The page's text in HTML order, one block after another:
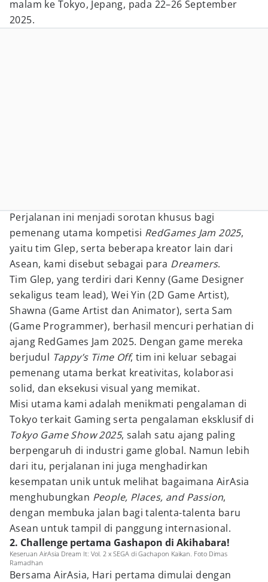
malam ke Tokyo, Jepang, pada 22–26 September
2025.
Perjalanan ini menjadi sorotan khusus bagi
pemenang utama kompetisi RedGames Jam 2025,
yaitu tim Glep, serta beberapa kreator lain dari
Asean, kami disebut sebagai para Dreamers.
Tim Glep, yang terdiri dari Kenny (Game Designer
sekaligus team lead), Wei Yin (2D Game Artist),
Shawna (Game Artist dan Animator), serta Sam
(Game Programmer), berhasil mencuri perhatian di
ajang RedGames Jam 2025. Dengan game mereka
berjudul Tappy’s Time Off, tim ini keluar sebagai
pemenang utama berkat kreativitas, kolaborasi
solid, dan eksekusi visual yang memikat.
Misi utama kami adalah menikmati pengalaman di
Tokyo terkait Gaming serta pengalaman eksklusif di
Tokyo Game Show 2025, salah satu ajang paling
berpengaruh di industri game global. Namun lebih
dari itu, perjalanan ini juga menghadirkan
kesempatan unik untuk melihat bagaimana AirAsia
menghubungkan People, Places, and Passion,
dengan membuka jalan bagi talenta-talenta baru
Asean untuk tampil di panggung internasional.
2. Challenge pertama Gashapon di Akihabara!
Keseruan AirAsia Dream It: Vol. 2 x SEGA di Gachapon Kaikan. Foto Dimas
Ramadhan
Bersama AirAsia, Hari pertama dimulai dengan